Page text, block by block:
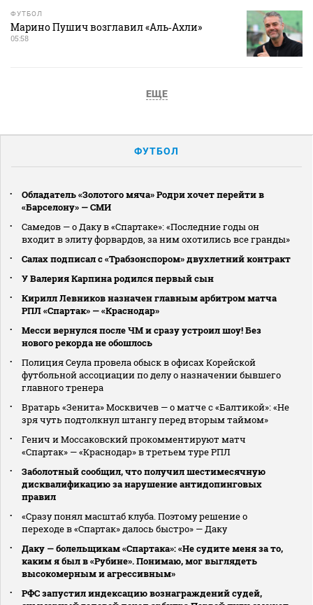
ФУТБОЛ
Марино Пушич возглавил «Аль‑Ахли»
05:58
ЕЩЕ
ФУТБОЛ
Обладатель «Золотого мяча» Родри хочет перейти в
«Барселону» — СМИ
Самедов — о Даку в «Спартаке»: «Последние годы он
входит в элиту форвардов, за ним охотились все гранды»
Салах подписал с «Трабзонспором» двухлетний контракт
У Валерия Карпина родился первый сын
Кирилл Левников назначен главным арбитром матча
РПЛ «Спартак» — «Краснодар»
Месси вернулся после ЧМ и сразу устроил шоу! Без
нового рекорда не обошлось
Полиция Сеула провела обыск в офисах Корейской
футбольной ассоциации по делу о назначении бывшего
главного тренера
Вратарь «Зенита» Москвичев — о матче с «Балтикой»: «Не
зря чуть подтолкнул штангу перед вторым таймом»
Генич и Моссаковский прокомментируют матч
«Спартак» — «Краснодар» в третьем туре РПЛ
Заболотный сообщил, что получил шестимесячную
дисквалификацию за нарушение антидопинговых
правил
«Сразу понял масштаб клуба. Поэтому решение о
переходе в «Спартак» далось быстро» — Даку
Даку — болельщикам «Спартака»: «Не судите меня за то,
каким я был в «Рубине». Понимаю, мог выглядеть
высокомерным и агрессивным»
РФС запустил индексацию вознаграждений судей,